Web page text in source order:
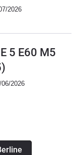
2026
5 E60 M5
06/2026